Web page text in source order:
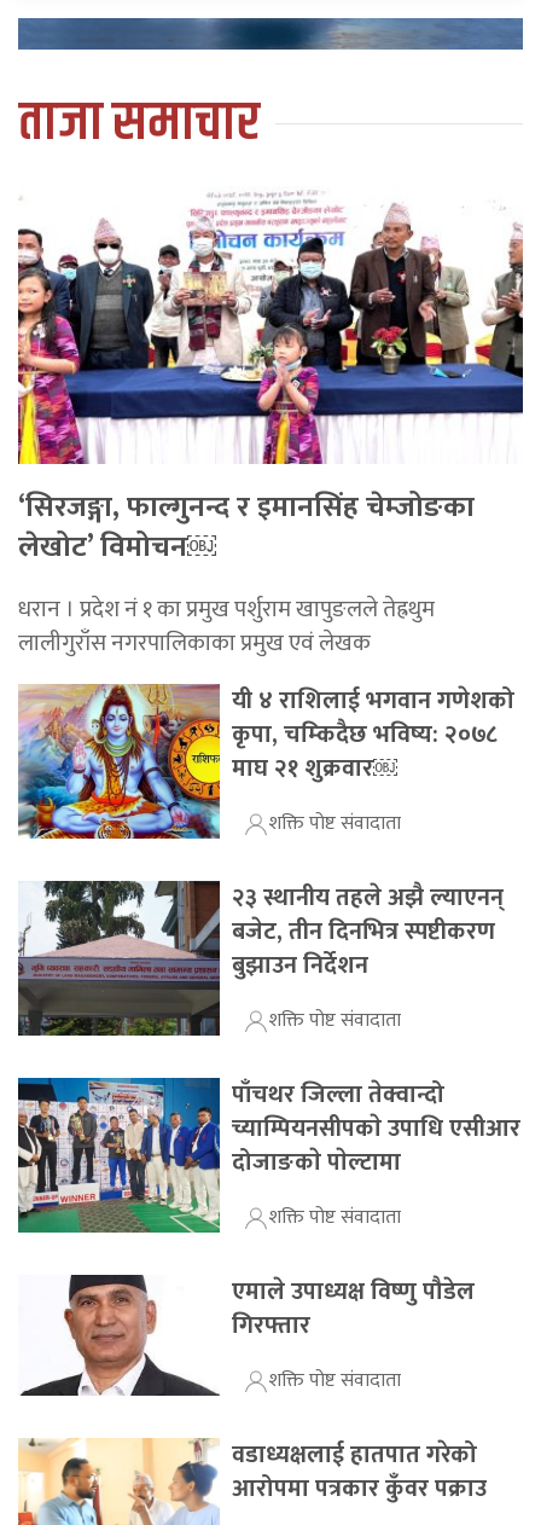
ताजा समाचार
‘सिरजङ्गा, फाल्गुनन्द र इमानसिंह चेम्जोङका
लेखोट’ विमोचन￼
धरान । प्रदेश नं १ का प्रमुख पर्शुराम खापुङलले तेह्रथुम
लालीगुराँस नगरपालिकाका प्रमुख एवं लेखक
यी ४ राशिलाई भगवान गणेशको
कृपा, चम्किदैछ भविष्य: २०७८
माघ २१ शुक्रवार￼
शक्ति पोष्ट संवादाता
२३ स्थानीय तहले अझै ल्याएनन्
बजेट, तीन दिनभित्र स्पष्टीकरण
बुझाउन निर्देशन
शक्ति पोष्ट संवादाता
पाँचथर जिल्ला तेक्वान्दो
च्याम्पियनसीपकाे उपाधि एसीआर
दोजाङकाे पाेल्टामा
शक्ति पोष्ट संवादाता
एमाले उपाध्यक्ष विष्णु पौडेल
गिरफ्तार
शक्ति पोष्ट संवादाता
वडाध्यक्षलाई हातपात गरेको
आरोपमा पत्रकार कुँवर पक्राउ